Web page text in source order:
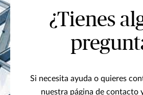
¿Tienes
Si necesita ayuda o quieres
nuestra página de contacto